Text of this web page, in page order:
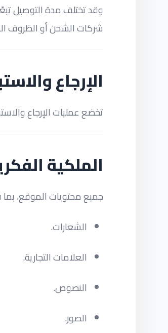
وقد تختلف مدة التوصيل
شركات الشحن أو الظروف
الإرجاع
تخضع عمليات الإرجاع
الملكية
جميع محتويات الموقع،
الشعارات.
العلامات التجارية.
النصوص.
الصور.